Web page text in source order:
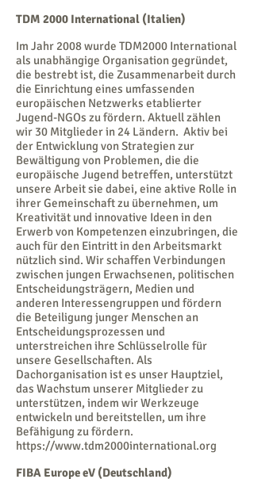
TDM 2000 International (Italien)
Im Jahr 2008 wurde TDM2000 International
als unabhängige Organisation gegründet,
die bestrebt ist, die Zusammenarbeit durch
die Einrichtung eines umfassenden
europäischen Netzwerks etablierter
Jugend-NGOs zu fördern. Aktuell zählen
wir 30 Mitglieder in 24 Ländern. Aktiv bei
der Entwicklung von Strategien zur
Bewältigung von Problemen, die die
europäische Jugend betreffen, unterstützt
unsere Arbeit sie dabei, eine aktive Rolle in
ihrer Gemeinschaft zu übernehmen, um
Kreativität und innovative Ideen in den
Erwerb von Kompetenzen einzubringen, die
auch für den Eintritt in den Arbeitsmarkt
nützlich sind. Wir schaffen Verbindungen
zwischen jungen Erwachsenen, politischen
Entscheidungsträgern, Medien und
anderen Interessengruppen und fördern
die Beteiligung junger Menschen an
Entscheidungsprozessen und
unterstreichen ihre Schlüsselrolle für
unsere Gesellschaften. Als
Dachorganisation ist es unser Hauptziel,
das Wachstum unserer Mitglieder zu
unterstützen, indem wir Werkzeuge
entwickeln und bereitstellen, um ihre
Befähigung zu fördern.
https://www.tdm2000international.org
FIBA Europe eV (Deutschland)